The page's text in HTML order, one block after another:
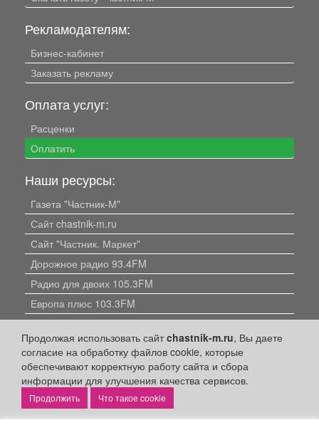
Продолжая использовать сайтchastnik-m.ru, Вы даете
согласие на обработку файлов cookie, которые
обеспечивают корректную работу сайта и сбора
информации для улучшения качества сервисов.
Что такое cookie
Рекламодателям:
Бизнес-кабинет
Заказать рекламу
Оплата услуг:
Расценки
Оплатить
Наши ресурсы:
Газета "Частник-М"
Сайт chastnik-m.ru
Сайт "Частник. Маркет"
Дорожное радио 93.4FM
Радио для двоих 105.3FM
Европа плюс 103.3FM
Политика конфиденциальности
Публикации с пометкой «Реклама», «На правах рекламы»,